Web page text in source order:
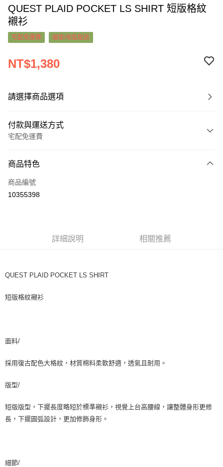
QUEST PLAID POCKET LS SHIRT 短版格紋
襯衫
宅配免運費 國家/地區配送
NT$1,380
請選擇商品選項
付款與運送方式
宅配免運費
信用卡一次付款
超商取貨付款
每筆NT$60，滿NT$1,500(含以上)免運費
7-11取貨付款
每筆NT$80，滿NT$1,000(含以上)免運費
宅配(自取)
免運費
商品特色
商品編號
10355398
詳細說明 相關推薦
QUEST PLAID POCKET LS SHIRT
短版格紋襯衫
面料/
採用復古配色大格紋，材質棉料柔軟舒適，透氣且耐用。
版型/
短版版型，下擺長度略短於標準襯衫，視覺上台高腰線，讓整體身形更修
長，下擺圓弧設計，更加修飾身形。
細節/